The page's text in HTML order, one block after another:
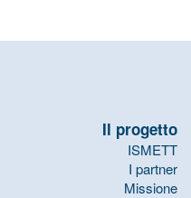
Il progetto
ISMETT
I partner
Missione